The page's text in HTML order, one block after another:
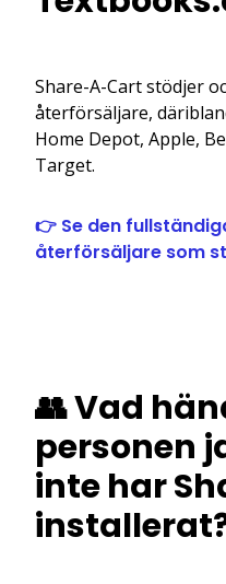
Share-A-Cart stödjer
återförsäljare,
Home Depot, Apple,
Target.
👉 Se den
återförsäljare som
👥 Vad
personen
inte har